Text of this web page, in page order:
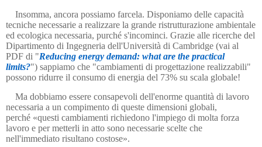
Insomma, ancora possiamo farcela. Disponiamo delle capacità
tecniche necessarie a realizzare la grande ristrutturazione ambientale
ed ecologica necessaria, purché s'incominci. Grazie alle ricerche del
Dipartimento di Ingegneria dell'Università di Cambridge (vai al
PDF di "Reducing energy demand: what are the practical
limits?") sappiamo che "cambiamenti di progettazione realizzabili"
possono ridurre il consumo di energia del 73% su scala globale!
Ma dobbiamo essere consapevoli dell'enorme quantità di lavoro
necessaria a un compimento di queste dimensioni globali,
perché «questi cambiamenti richiedono l'impiego di molta forza
lavoro e per metterli in atto sono necessarie scelte che
nell'immediato risultano costose».